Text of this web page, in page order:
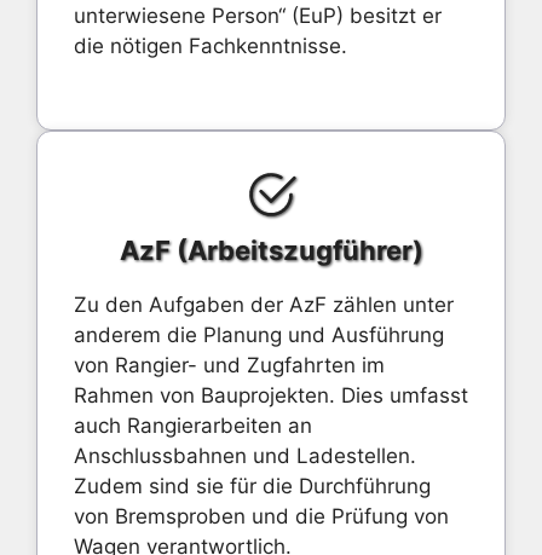
unterwiesene Person“ (EuP) besitzt er
die nötigen Fachkenntnisse.
AzF (Arbeitszugführer)
Zu den Aufgaben der AzF zählen unter
anderem die Planung und Ausführung
von Rangier- und Zugfahrten im
Rahmen von Bauprojekten. Dies umfasst
auch Rangierarbeiten an
Anschlussbahnen und Ladestellen.
Zudem sind sie für die Durchführung
von Bremsproben und die Prüfung von
Wagen verantwortlich.